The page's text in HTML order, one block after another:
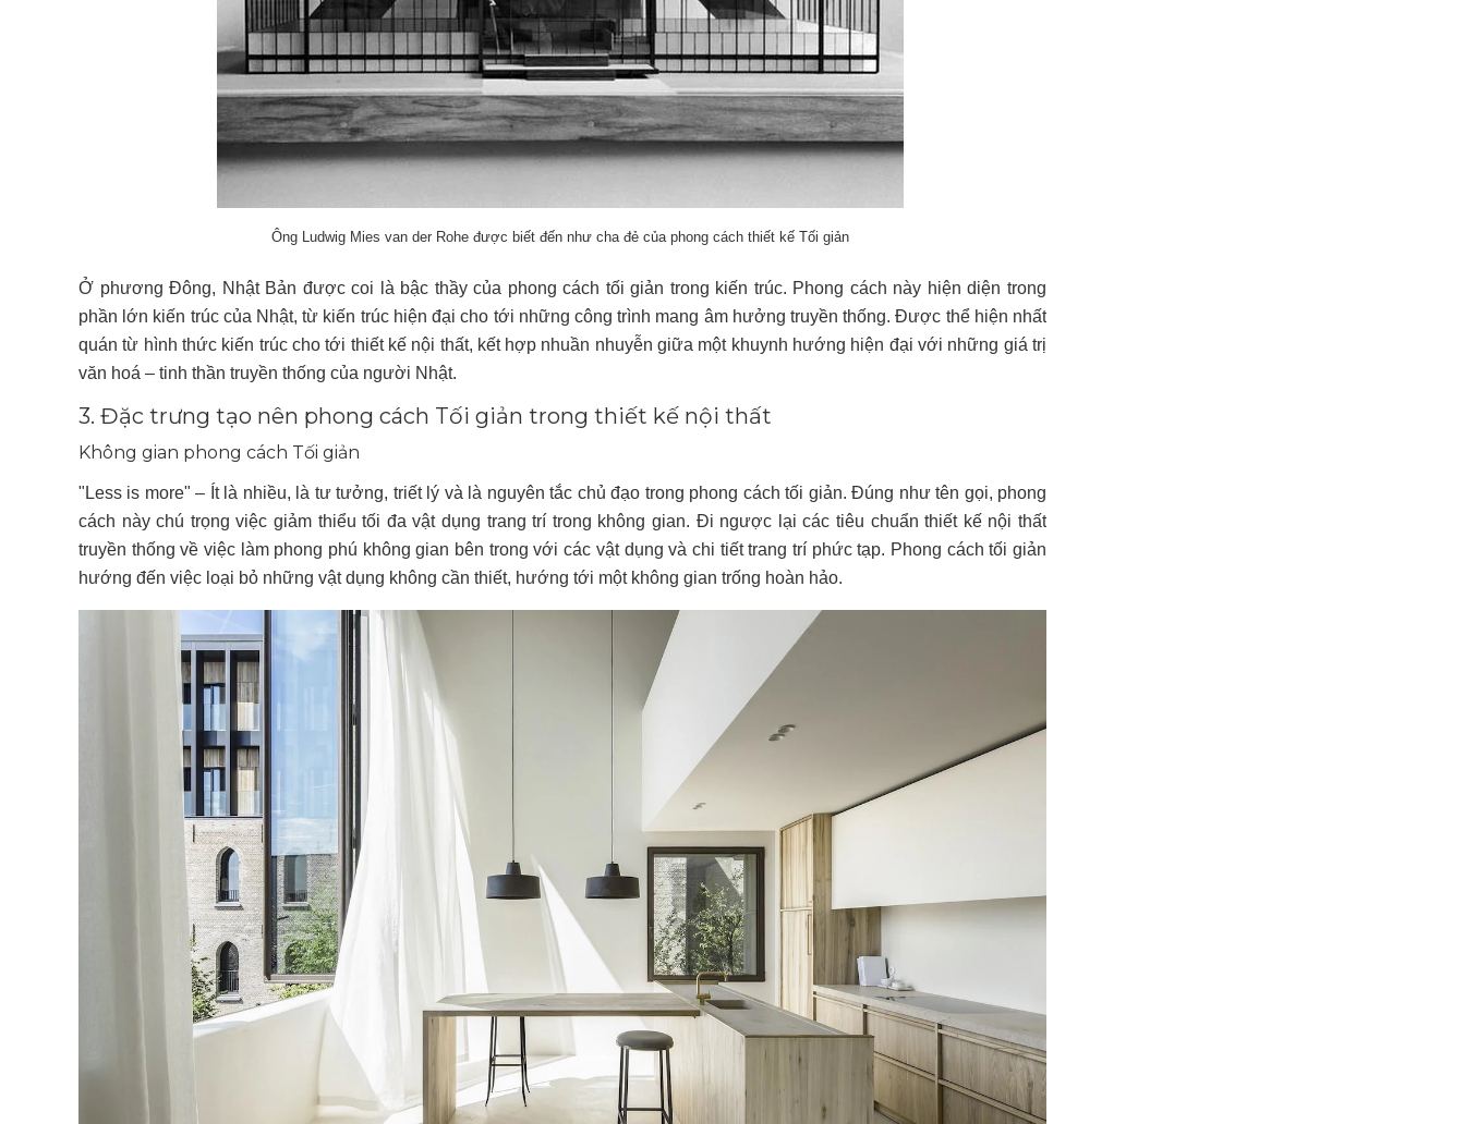
Ông Ludwig Mies van der Rohe được biết đến như cha đẻ của phong cách thiết kế Tối giản
Ở phương Đông, Nhật Bản được coi là bậc thầy của phong cách tối giản trong kiến trúc. Phong cách này hiện diện trong
phần lớn kiến trúc của Nhật, từ kiến trúc hiện đại cho tới những công trình mang âm hưởng truyền thống. Được thể hiện nhất
quán từ hình thức kiến trúc cho tới thiết kế nội thất, kết hợp nhuần nhuyễn giữa một khuynh hướng hiện đại với những giá trị
văn hoá – tinh thần truyền thống của người Nhật.
3. Đặc trưng tạo nên phong cách Tối giản trong thiết kế nội thất
Không gian phong cách Tối giản
"Less is more" – Ít là nhiều, là tư tưởng, triết lý và là nguyên tắc chủ đạo trong phong cách tối giản. Đúng như tên gọi, phong
cách này chú trọng việc giảm thiểu tối đa vật dụng trang trí trong không gian. Đi ngược lại các tiêu chuẩn thiết kế nội thất
truyền thống về việc làm phong phú không gian bên trong với các vật dụng và chi tiết trang trí phức tạp. Phong cách tối giản
hướng đến việc loại bỏ những vật dụng không cần thiết, hướng tới một không gian trống hoàn hảo.